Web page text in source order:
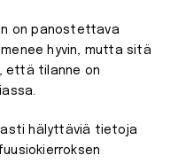
on panostettava
hyvin, mutta sitä
että tilanne on
hälyttäviä tietoja